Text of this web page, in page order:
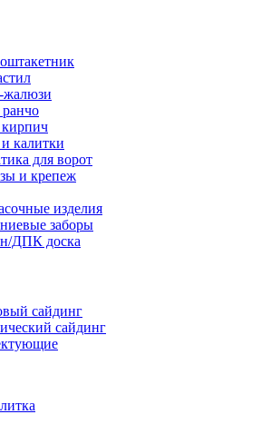
жалюзи
калитки
для ворот
и крепеж
изделия
заборы
ДПК доска
сайдинг
сайдинг